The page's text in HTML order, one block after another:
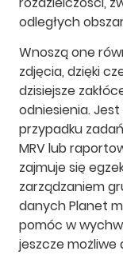
odległych
Wnoszą one
zdjęcia, dzięki
dzisiejsze
odniesienia.
przypadku
MRV lub
zajmuje się
zarządzaniem
danych Planet
pomóc w
jeszcze możliwe